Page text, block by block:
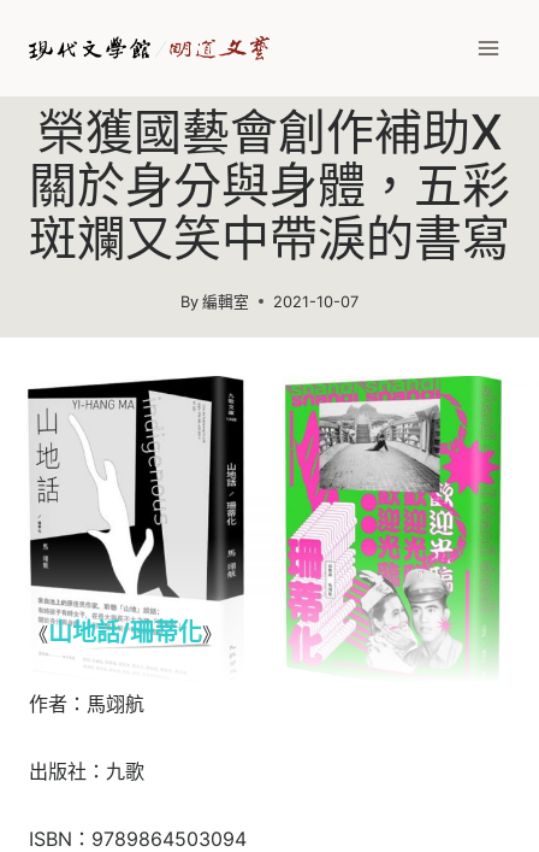
榮獲國藝會創作補助X
關於身分與身體，五彩
斑斕又笑中帶淚的書寫
By 編輯室 2021-10-07
《山地話/珊蒂化》
作者：馬翊航
出版社：九歌
ISBN：9789864503094